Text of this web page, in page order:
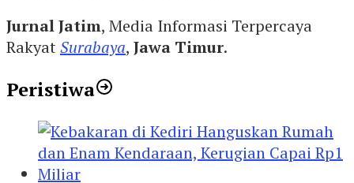
Jurnal Jatim, Media Informasi Terpercaya
RakyatSurabaya, Jawa Timur.
Peristiwa